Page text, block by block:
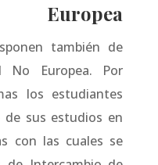
Europea
también de
No Europea. Por
los estudiantes
de sus estudios en
con las cuales se